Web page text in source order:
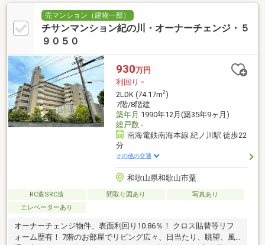
売マンション（建物一部）
チサンマンション紀の川・オーナーチェンジ・５
９０５０
930万円
利回り -
2LDK (74.17m2)
7階/8階建
築年月 1990年12月(築35年9ヶ月)
総戸数-
南海電鉄南海本線 紀ノ川駅 徒歩22
分
その他の交通
和歌山県和歌山市粟
RC造SRC造 間取り図あり
写真あり
エレベーターあり
オーナーチェンジ物件、表面利回り10.86％！ クロス貼替等リフ
ォーム歴有！ 7階のお部屋でリビング広々、日当たり、眺望、風